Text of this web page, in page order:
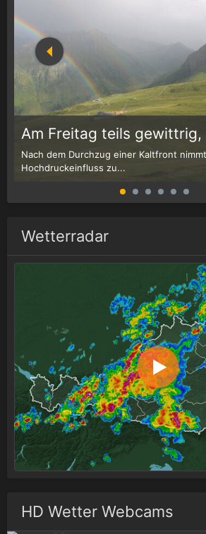
Am Freitag teils gewittrig,
Nach dem Durchzug einer Kaltfront
Hochdruckeinfluss zu...
Wetterradar
HD Wetter Webcams